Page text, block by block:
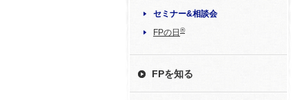
セミナー&相談会
FPの日 ®
FPを知る